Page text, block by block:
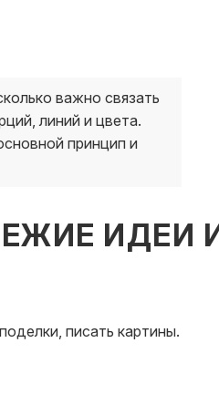
важно связать
линий и цвета.
принцип и
ИДЕИ
писать картины.